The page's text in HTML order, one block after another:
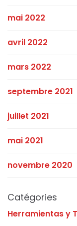
mai 2022
avril 2022
mars 2022
septembre 2021
juillet 2021
mai 2021
novembre 2020
Catégories
Herramientas y